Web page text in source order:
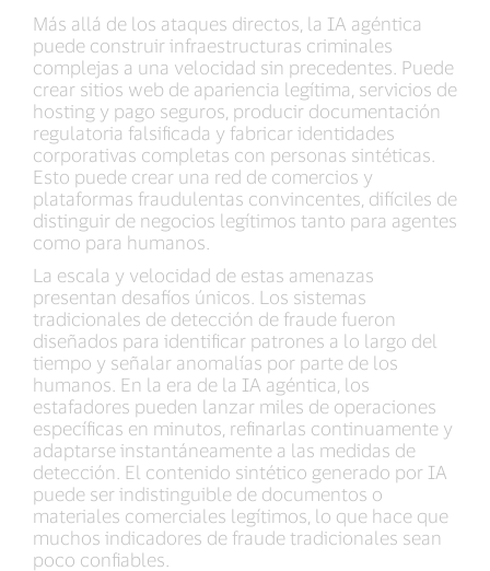
Más allá de los ataques directos, la IA agéntica
puede construir infraestructuras criminales
complejas a una velocidad sin precedentes. Puede
crear sitios web de apariencia legítima, servicios de
hosting y pago seguros, producir documentación
regulatoria falsificada y fabricar identidades
corporativas completas con personas sintéticas.
Esto puede crear una red de comercios y
plataformas fraudulentas convincentes, difíciles de
distinguir de negocios legítimos tanto para agentes
como para humanos.
La escala y velocidad de estas amenazas
presentan desafíos únicos. Los sistemas
tradicionales de detección de fraude fueron
diseñados para identificar patrones a lo largo del
tiempo y señalar anomalías por parte de los
humanos. En la era de la IA agéntica, los
estafadores pueden lanzar miles de operaciones
específicas en minutos, refinarlas continuamente y
adaptarse instantáneamente a las medidas de
detección. El contenido sintético generado por IA
puede ser indistinguible de documentos o
materiales comerciales legítimos, lo que hace que
muchos indicadores de fraude tradicionales sean
poco confiables.